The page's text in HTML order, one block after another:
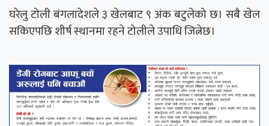
घरेलु टोली बंगलादेशले ३ खेलबाट ९ अंक बटुलेको छ। सबै खेल
सकिएपछि शीर्ष स्थानमा रहने टोलीले उपाधि जित्नेछ।